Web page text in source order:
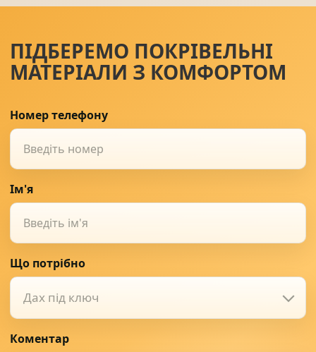
ПІДБЕРЕМО ПОКРІВЕЛЬНІ
МАТЕРІАЛИ З КОМФОРТОМ
Номер телефону
Ім'я
Що потрібно
Дах під ключ
Коментар